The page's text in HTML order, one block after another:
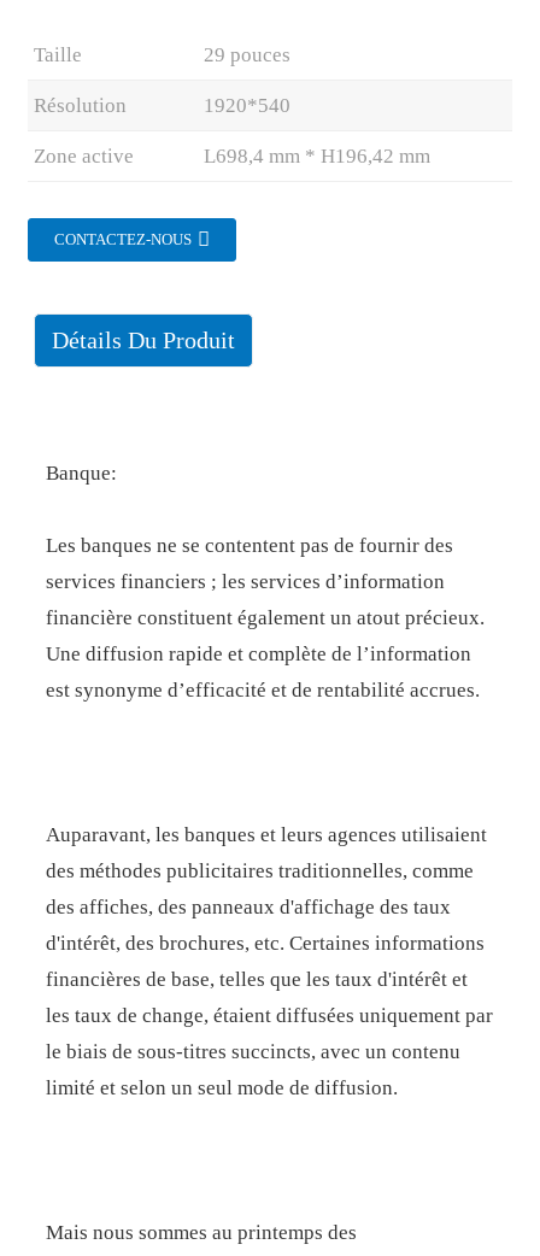
Taille 29 pouces
Résolution 1920*540
Zone active L698,4 mm * H196,42 mm
CONTACTEZ-NOUS
Détails Du Produit
Banque:
Les banques ne se contentent pas de fournir des
services financiers ; les services d’information
financière constituent également un atout précieux.
Une diffusion rapide et complète de l’information
est synonyme d’efficacité et de rentabilité accrues.
Auparavant, les banques et leurs agences utilisaient
des méthodes publicitaires traditionnelles, comme
des affiches, des panneaux d'affichage des taux
d'intérêt, des brochures, etc. Certaines informations
financières de base, telles que les taux d'intérêt et
les taux de change, étaient diffusées uniquement par
le biais de sous-titres succincts, avec un contenu
limité et selon un seul mode de diffusion.
Mais nous sommes au printemps des